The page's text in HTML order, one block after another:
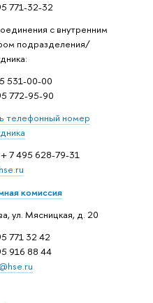
771-32-32
с внутренним
подразделения/
531-00-00
772-95-90
телефонный номер
7 495 628-79-31
комиссия
ул. Мясницкая, д. 20
771 32 42
916 88 44